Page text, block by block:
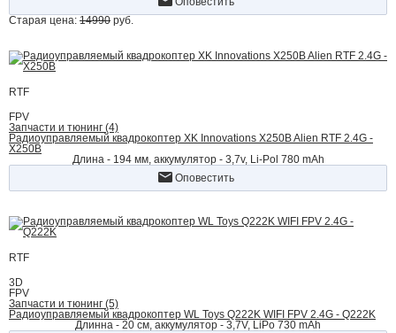
Старая цена: 14990 руб.
RTF
FPV
Запчасти и тюнинг (4)
Радиоуправляемый квадрокоптер XK Innovations X250B Alien RTF 2.4G -
X250B
Длина - 194 мм, аккумулятор - 3,7v, Li-Pol 780 mAh
Оповестить
RTF
3D
FPV
Запчасти и тюнинг (5)
Радиоуправляемый квадрокоптер WL Toys Q222K WIFI FPV 2.4G - Q222K
Длинна - 20 см, аккумулятор - 3,7V, LiPo 730 mAh